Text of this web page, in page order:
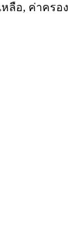
ลือ, ค่าครอง